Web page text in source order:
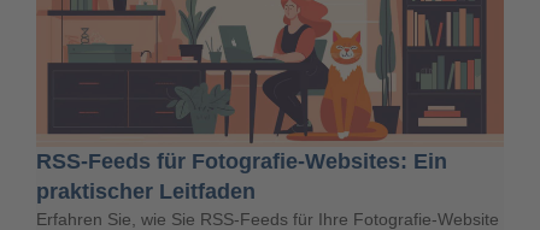
RSS-Feeds für Fotografie-Websites: Ein
praktischer Leitfaden
Erfahren Sie, wie Sie RSS-Feeds für Ihre Fotografie-Website